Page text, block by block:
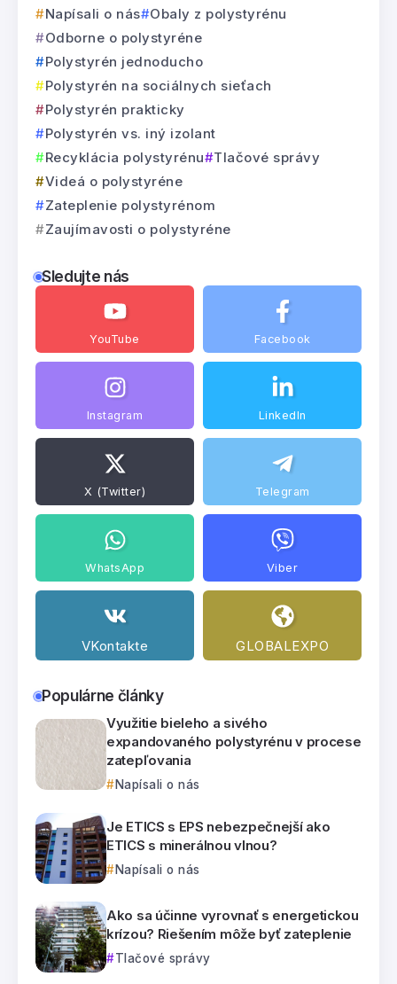
Napísali o nás
Obaly z polystyrénu
Odborne o polystyréne
Polystyrén jednoducho
Polystyrén na sociálnych sieťach
Polystyrén prakticky
Polystyrén vs. iný izolant
Recyklácia polystyrénu
Tlačové správy
Videá o polystyréne
Zateplenie polystyrénom
Zaujímavosti o polystyréne
Sledujte nás
YouTube Facebook
Instagram LinkedIn
X (Twitter) Telegram
WhatsApp Viber
VKontakte GLOBALEXPO
Populárne články
Využitie bieleho a sivého
expandovaného polystyrénu v procese
zatepľovania
Napísali o nás
Je ETICS s EPS nebezpečnejší ako
ETICS s minerálnou vlnou?
Napísali o nás
Ako sa účinne vyrovnať s energetickou
krízou? Riešením môže byť zateplenie
Tlačové správy